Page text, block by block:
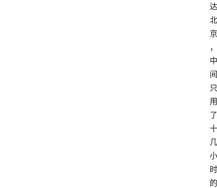
达
北
京
，
中
间
只
用
了
十
几
小
时
的